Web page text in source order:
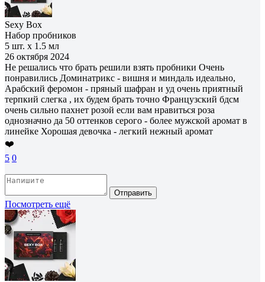
Sexy Box
Набор пробников
5 шт. х 1.5 мл
26 октября 2024
Не решались что брать решили взять пробники Очень
понравились Доминатрикс - вишня и миндаль идеально,
Арабский феромон - пряный шафран и уд очень приятный
терпкий слегка , их будем брать точно Французский бдсм
очень сильно пахнет розой если вам нравиться роза
однозначно да 50 оттенков серого - более мужской аромат в
линейке Хорошая девочка - легкий нежный аромат
❤️
5 0
Отправить
Посмотреть ещё